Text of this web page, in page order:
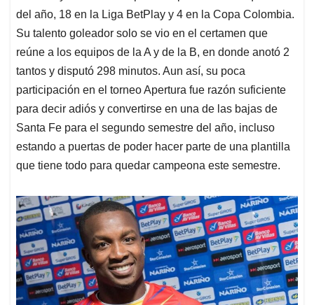
del año, 18 en la Liga BetPlay y 4 en la Copa Colombia.
Su talento goleador solo se vio en el certamen que
reúne a los equipos de la A y de la B, en donde anotó 2
tantos y disputó 298 minutos. Aun así, su poca
participación en el torneo Apertura fue razón suficiente
para decir adiós y convertirse en una de las bajas de
Santa Fe para el segundo semestre del año, incluso
estando a puertas de poder hacer parte de una plantilla
que tiene todo para quedar campeona este semestre.